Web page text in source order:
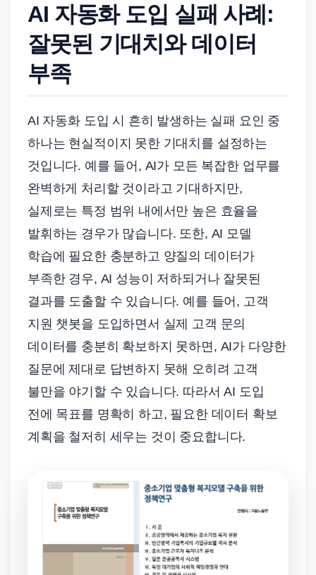
AI 자동화 도입 실패 사례:
잘못된 기대치와 데이터
부족
AI 자동화 도입 시 흔히 발생하는 실패 요인 중
하나는 현실적이지 못한 기대치를 설정하는
것입니다. 예를 들어, AI가 모든 복잡한 업무를
완벽하게 처리할 것이라고 기대하지만,
실제로는 특정 범위 내에서만 높은 효율을
발휘하는 경우가 많습니다. 또한, AI 모델
학습에 필요한 충분하고 양질의 데이터가
부족한 경우, AI 성능이 저하되거나 잘못된
결과를 도출할 수 있습니다. 예를 들어, 고객
지원 챗봇을 도입하면서 실제 고객 문의
데이터를 충분히 확보하지 못하면, AI가 다양한
질문에 제대로 답변하지 못해 오히려 고객
불만을 야기할 수 있습니다. 따라서 AI 도입
전에 목표를 명확히 하고, 필요한 데이터 확보
계획을 철저히 세우는 것이 중요합니다.